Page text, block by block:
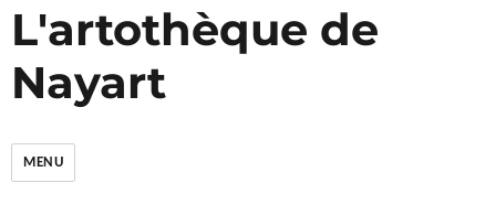
L'artothèque de
Nayart
MENU